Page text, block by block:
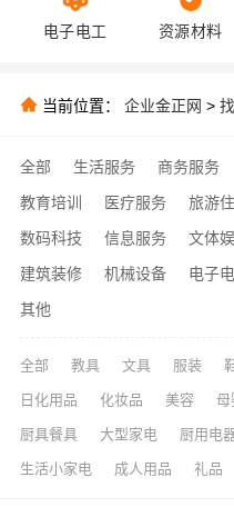
电子电工 资源材料
当前位置： 企业金正网 >
全部 生活服务 商务服务
教育培训
医疗服务 旅游
数码科技
信息服务 文体
建筑装修
机械设备 电子
其他
全部 教具 文具 服装
日化用品 化妆品 美容 母
厨具餐具 大型家电 厨用电
生活小家电 成人用品 礼品